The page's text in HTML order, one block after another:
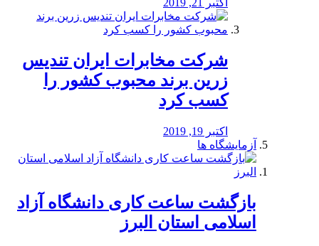
اکتبر 21, 2019
شرکت مخابرات ایران تندیس
زرین برند محبوب کشور را
کسب کرد
اکتبر 19, 2019
آزمایشگاه ها
بازگشت ساعت کاری دانشگاه آزاد
اسلامی استان البرز